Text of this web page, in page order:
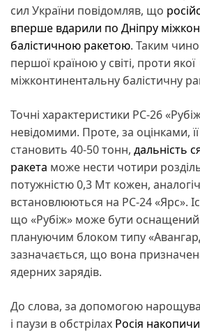
сил України повідомляв, що
вперше вдарили по Дніпру
балістичною ракетою. Таким
першої країною у світі, проти
міжконтинентальну балістичну
Точні характеристики РС-26
невідомими. Проте, за оцінками,
становить 40-50 тонн, дальність
ракета може нести чотири
потужністю 0,3 Мт кожен,
встановлюються на РС-24 «Ярс».
що «Рубіж» може бути оснащений
плануючим блоком типу
зазначається, що вона
ядерних зарядів.
До слова, за допомогою
і паузи в обстрілах Росія